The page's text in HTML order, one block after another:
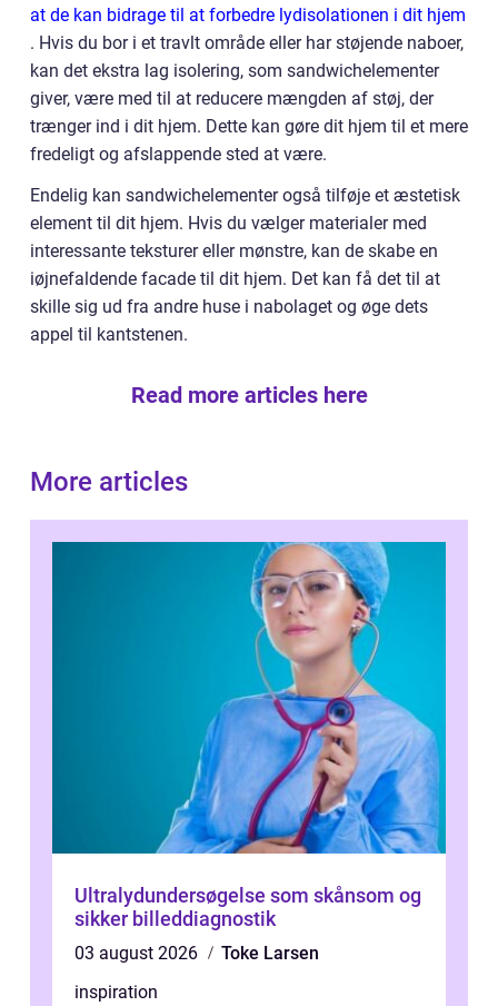
at de kan bidrage til at forbedre lydisolationen i dit hjem
. Hvis du bor i et travlt område eller har støjende naboer,
kan det ekstra lag isolering, som sandwichelementer
giver, være med til at reducere mængden af støj, der
trænger ind i dit hjem. Dette kan gøre dit hjem til et mere
fredeligt og afslappende sted at være.
Endelig kan sandwichelementer også tilføje et æstetisk
element til dit hjem. Hvis du vælger materialer med
interessante teksturer eller mønstre, kan de skabe en
iøjnefaldende facade til dit hjem. Det kan få det til at
skille sig ud fra andre huse i nabolaget og øge dets
appel til kantstenen.
Read more articles here
More articles
Ultralydundersøgelse som skånsom og
sikker billeddiagnostik
03 august 2026
Toke Larsen
inspiration